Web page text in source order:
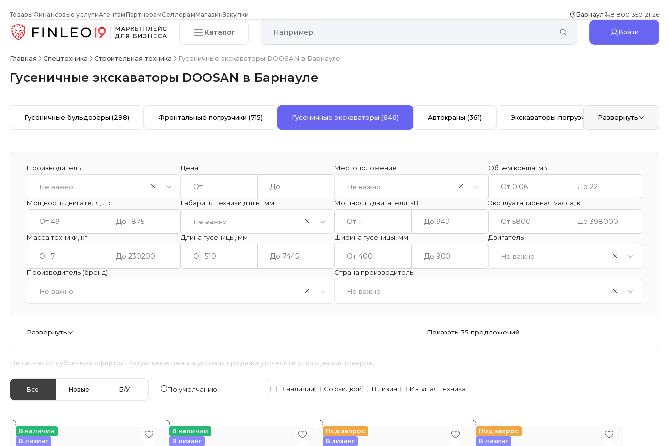
Товары Финансовые услугиАгентамПартнерамСеллерамМагазинЗакупки Барнаул 8 800 350 21 26
Каталог Войти
Главная Спецтехника Строительная техника Гусеничные экскаваторы DOOSAN в Барнауле
Гусеничные экскаваторы DOOSAN в Барнауле
Гусеничные бульдозеры(298) Фронтальные погрузчики(715) Гусеничные экскаваторы (646) Автокраны (361) Экскаваторы-погрузчики(353)
Развернуть
Производитель
Не важно
Цена Местоположение
Не важно
Объем ковша, м3
Мощность двигателя, л.с. Габариты техники д.ш.в., мм
Не важно
Мощность двигателя, кВт Эксплуатационная масса, кг
Масса техники, кг Длина гусеницы, мм Ширина гусеницы, мм Двигатель
Не важно
Производитель (бренд)
Не важно
Страна производитель
Не важно
Развернуть Показать 35 предложений
Не является публичной офертой. Актуальные цены и условия продажи уточняйте у продавцов товаров.
Все Новые Б/У По умолчанию В наличии Со скидкой В лизинг Изъятая техника
В наличии
В лизинг
В наличии
В лизинг
Под запрос
В лизинг
Под запрос
В лизинг